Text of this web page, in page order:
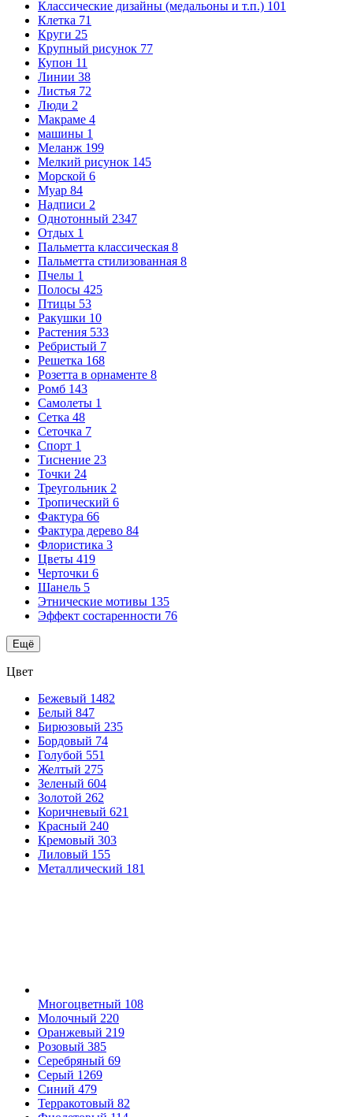
Классические дизайны (медальоны и т.п.) 101
Клетка 71
Круги 25
Крупный рисунок 77
Купон 11
Линии 38
Листья 72
Люди 2
Макраме 4
машины 1
Меланж 199
Мелкий рисунок 145
Морской 6
Муар 84
Надписи 2
Однотонный 2347
Отдых 1
Пальметта классическая 8
Пальметта стилизованная 8
Пчелы 1
Полосы 425
Птицы 53
Ракушки 10
Растения 533
Ребристый 7
Решетка 168
Розетта в орнаменте 8
Ромб 143
Самолеты 1
Сетка 48
Сеточка 7
Спорт 1
Тиснение 23
Точки 24
Треугольник 2
Тропический 6
Фактура 66
Фактура дерево 84
Флористика 3
Цветы 419
Черточки 6
Шанель 5
Этнические мотивы 135
Эффект состаренности 76
Ещё
Цвет
Бежевый 1482
Белый 847
Бирюзовый 235
Бордовый 74
Голубой 551
Желтый 275
Зеленый 604
Золотой 262
Коричневый 621
Красный 240
Кремовый 303
Лиловый 155
Металлический 181
Многоцветный 108
Молочный 220
Оранжевый 219
Розовый 385
Серебряный 69
Серый 1269
Синий 479
Терракотовый 82